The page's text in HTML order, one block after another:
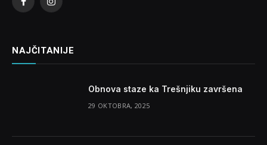
FacebookInstagram
NAJČITANIJE
Obnova staze ka Trešnjiku završena
29 OKTOBRA, 2025